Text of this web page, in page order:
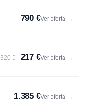
790 €Ver oferta →
320 € 217 €Ver oferta →
1.385 €Ver oferta →